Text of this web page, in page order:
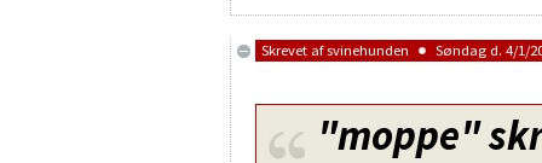
Skrevet afsvinehunden Søndag d. 4/1/
"moppe"